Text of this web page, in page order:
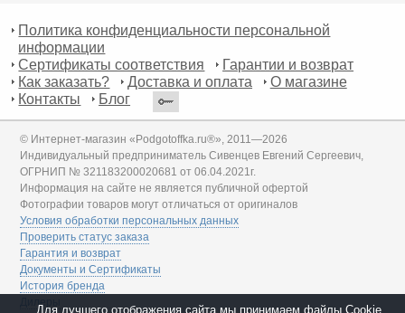
Политика конфиденциальности персональной
информации
Сертификаты соответствия
Гарантии и возврат
Как заказать?
Доставка и оплата
О магазине
Контакты
Блог
© Интернет-магазин «Podgotoffka.ru®», 2011—2026
Индивидуальный предприниматель Сивенцев Евгений Сергеевич,
ОГРНИП № 321183200020681 от 06.04.2021г.
Информация на сайте не является публичной офертой
Фотографии товаров могут отличаться от оригиналов
Условия обработки персональных данных
Проверить статус заказа
Гарантия и возврат
Документы и Сертификаты
История бренда
Дилеры
Для лучшего отображения сайта мы принимаем файлы Cookie.